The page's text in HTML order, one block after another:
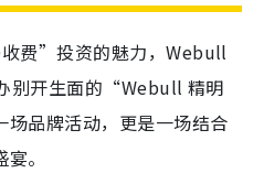
费”投资的魅力，Webull
别开生面的“Webull 精明
品牌活动，更是一场结合
。